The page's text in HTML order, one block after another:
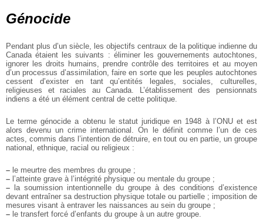
Génocide
Pendant plus d’un siècle, les objectifs centraux de la politique indienne du
Canada étaient les suivants : éliminer les gouvernements autochtones,
ignorer les droits humains, prendre contrôle des territoires et au moyen
d’un processus d’assimilation, faire en sorte que les peuples autochtones
cessent d’exister en tant qu’entités legales, sociales, culturelles,
religieuses et raciales au Canada. L’établissement des pensionnats
indiens a été un élément central de cette politique.
Le terme génocide a obtenu le statut juridique en 1948 à l’ONU et est
alors devenu un crime international. On le définit comme l’un de ces
actes, commis dans l’intention de détruire, en tout ou en partie, un groupe
national, ethnique, racial ou religieux :
– le meurtre des membres du groupe ;
– l’atteinte grave à l’intégrité physique ou mentale du groupe ;
– la soumission intentionnelle du groupe à des conditions d’existence
devant entraîner sa destruction physique totale ou partielle ; imposition de
mesures visant à entraver les naissances au sein du groupe ;
– le transfert forcé d’enfants du groupe à un autre groupe.